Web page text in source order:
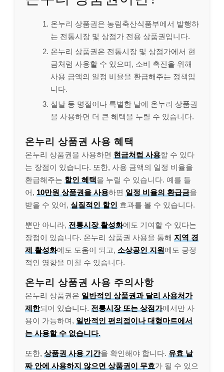
온누리 상품권은 농림축산식품부에서 발행하
는 전통시장 및 상점가 전용 상품권입니다.
온누리 상품권은 전통시장 및 상점가에서 현
금처럼 사용할 수 있으며, 소비 촉진을 위해
사용 금액의 일정 비율을 환급해주는 정책입
니다.
설날 등 명절이나 특별한 날에 온누리 상품권
을 사용하면 더 큰 혜택을 누릴 수 있습니다.
온누리 상품권 사용 혜택
온누리 상품권을 사용하면 현금처럼 사용할 수 있다
는 장점이 있습니다. 또한, 사용 금액의 일정 비율을
환급해주는 할인 혜택을 누릴 수 있습니다. 예를 들
어, 10만원 상품권을 사용하면 일정 비율의 환급금을
받을 수 있어, 실질적인 할인 효과를 볼 수 있습니다.
뿐만 아니라, 전통시장 활성화에도 기여할 수 있다는
장점이 있습니다. 온누리 상품권 사용을 통해 지역 경
제 활성화에도 도움이 되고, 소상공인 지원에도 긍정
적인 영향을 미칠 수 있습니다.
온누리 상품권 사용 주의사항
온누리 상품권은 일반적인 상품권과 달리 사용처가
제한되어 있습니다. 전통시장 또는 상점가에서만 사
용이 가능하며, 일반적인 편의점이나 대형마트에서
는 사용할 수 없습니다.
또한, 상품권 사용 기간을 확인해야 합니다. 유효 날
짜 안에 사용하지 않으면 상품권이 무효가 될 수 있으